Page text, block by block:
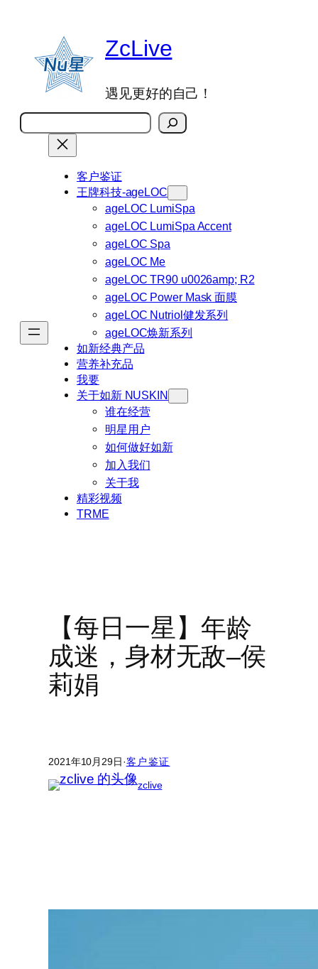
ZcLive
遇见更好的自己！
搜
索
客户鉴证
王牌科技-ageLOC
ageLOC LumiSpa
ageLOC LumiSpa Accent
ageLOC Spa
ageLOC Me
ageLOC TR90 u0026amp; R2
ageLOC Power Mask 面膜
ageLOC Nutriol健发系列
ageLOC焕新系列
如新经典产品
营养补充品
我要
关于如新 NUSKIN
谁在经营
明星用户
如何做好如新
加入我们
关于我
精彩视频
TRME
【每日一星】年龄
成迷，身材无敌–侯
莉娟
2021年10月29日·客户鉴证
zclive